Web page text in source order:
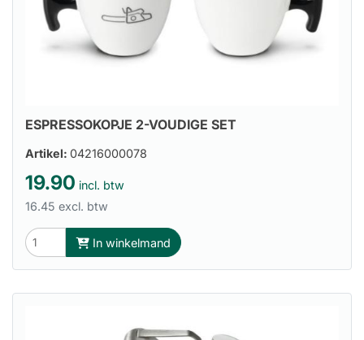
ESPRESSOKOPJE 2-VOUDIGE SET
Artikel: 04216000078
19.90 incl. btw
16.45 excl. btw
In winkelmand